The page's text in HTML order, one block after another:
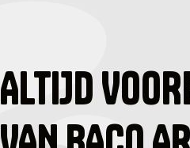
ALTIJD